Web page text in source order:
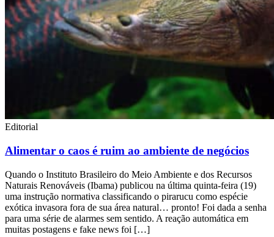
Editorial
Alimentar o caos é ruim ao ambiente de negócios
Quando o Instituto Brasileiro do Meio Ambiente e dos Recursos
Naturais Renováveis (Ibama) publicou na última quinta-feira (19)
uma instrução normativa classificando o pirarucu como espécie
exótica invasora fora de sua área natural… pronto! Foi dada a senha
para uma série de alarmes sem sentido. A reação automática em
muitas postagens e fake news foi […]